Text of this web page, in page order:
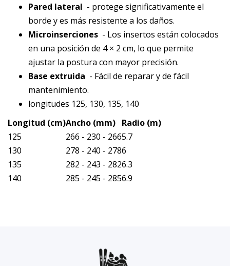
Pared lateral - protege significativamente el
borde y es más resistente a los daños.
Microinserciones - Los insertos están colocados
en una posición de 4 × 2 cm, lo que permite
ajustar la postura con mayor precisión.
Base extruida - Fácil de reparar y de fácil
mantenimiento.
longitudes 125, 130, 135, 140
Longitud (cm)Ancho (mm) Radio (m)
125
266 - 230 - 2665.7
130
278 - 240 - 2786
135
282 - 243 - 2826.3
140
285 - 245 - 2856.9